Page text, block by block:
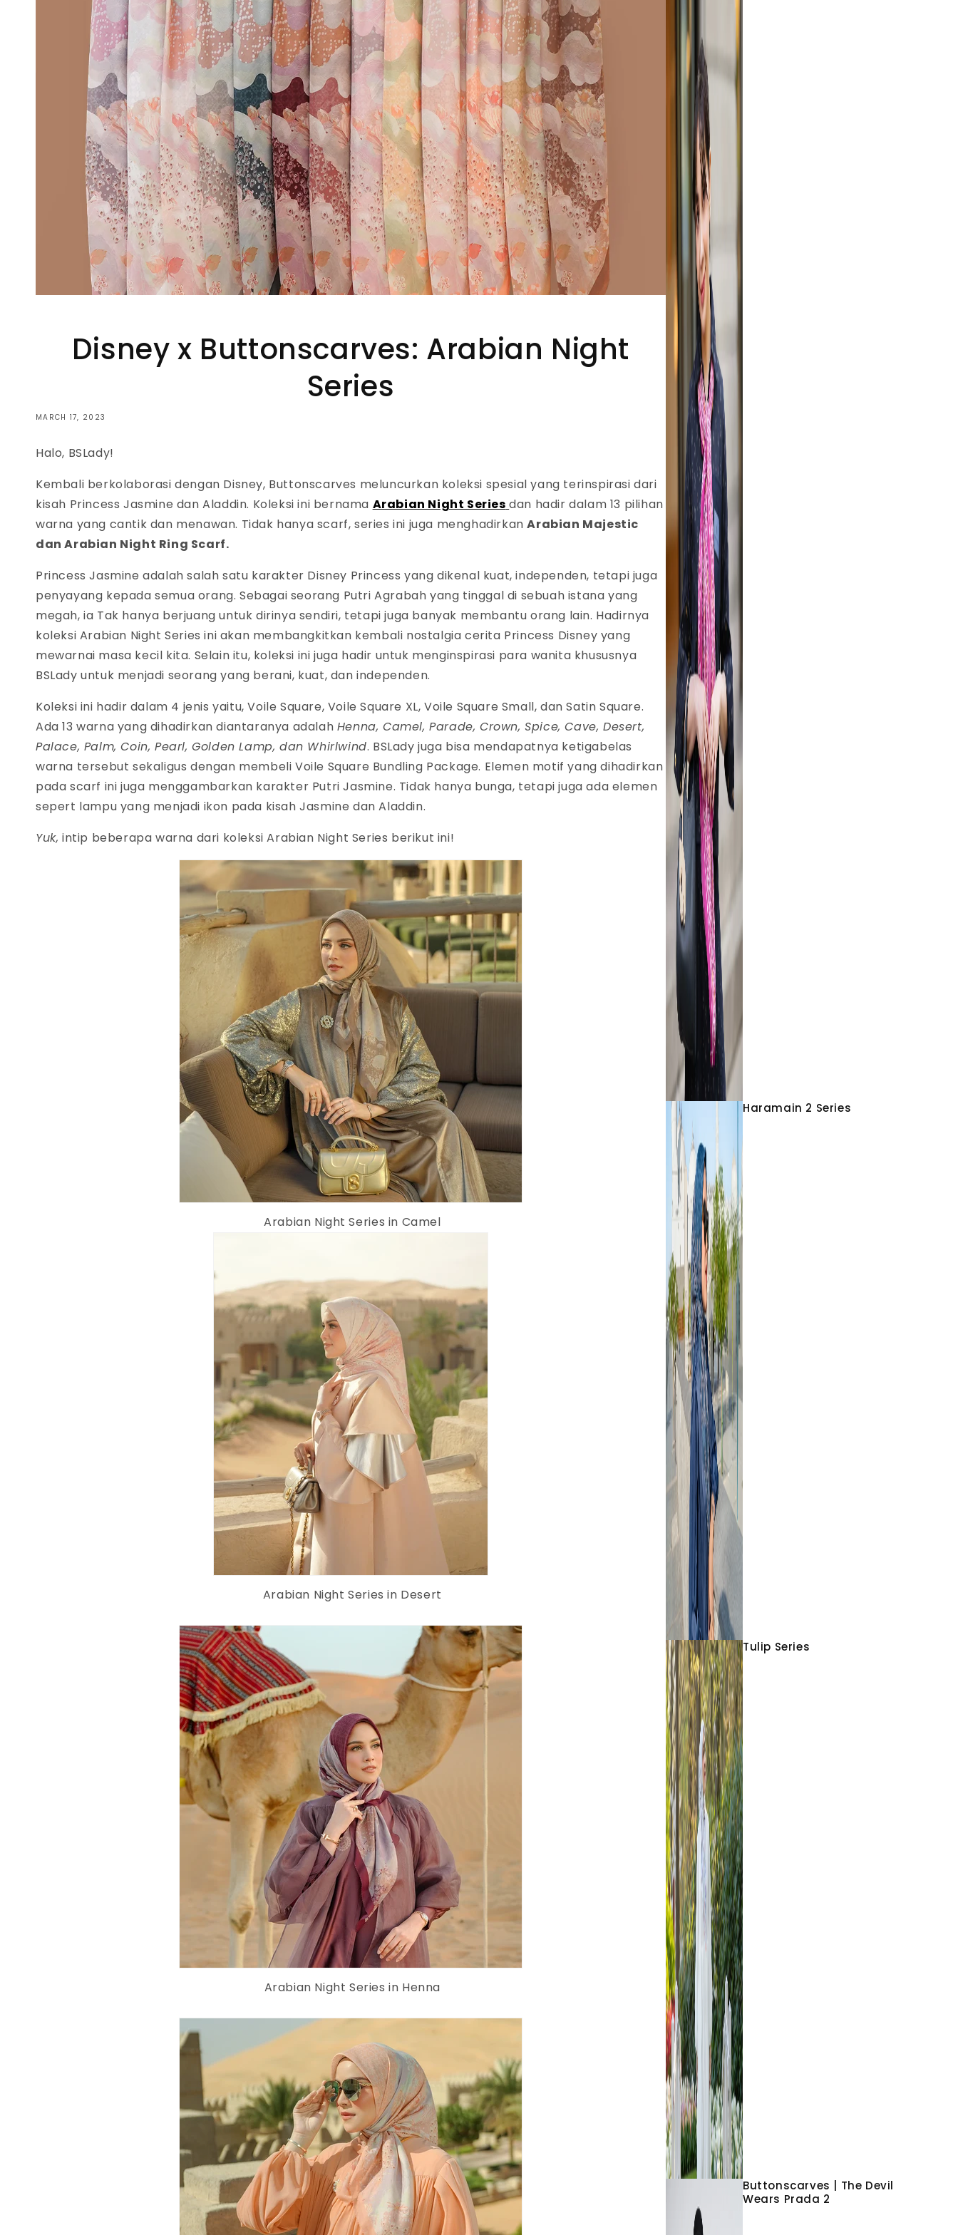
Disney x Buttonscarves: Arabian Night
Series
MARCH 17, 2023
Halo, BSLady!
Kembali berkolaborasi dengan Disney, Buttonscarves meluncurkan koleksi spesial yang terinspirasi dari
kisah Princess Jasmine dan Aladdin. Koleksi ini bernama Arabian Night Series dan hadir dalam 13 pilihan
warna yang cantik dan menawan. Tidak hanya scarf, series ini juga menghadirkanArabian Majestic
dan Arabian Night Ring Scarf.
Princess Jasmine adalah salah satu karakter Disney Princess yang dikenal kuat, independen, tetapi juga
penyayang kepada semua orang. Sebagai seorang Putri Agrabah yang tinggal di sebuah istana yang
megah, ia Tak hanya berjuang untuk dirinya sendiri, tetapi juga banyak membantu orang lain. Hadirnya
koleksi Arabian Night Series ini akan membangkitkan kembali nostalgia cerita Princess Disney yang
mewarnai masa kecil kita. Selain itu, koleksi ini juga hadir untuk menginspirasi para wanita khususnya
BSLady untuk menjadi seorang yang berani, kuat, dan independen.
Koleksi ini hadir dalam 4 jenis yaitu, Voile Square, Voile Square XL, Voile Square Small, dan Satin Square.
Ada 13 warna yang dihadirkan diantaranya adalah Henna, Camel, Parade, Crown, Spice, Cave, Desert,
Palace, Palm, Coin, Pearl, Golden Lamp, dan Whirlwind. BSLady juga bisa mendapatnya ketigabelas
warna tersebut sekaligus dengan membeli Voile Square Bundling Package. Elemen motif yang dihadirkan
pada scarf ini juga menggambarkan karakter Putri Jasmine. Tidak hanya bunga, tetapi juga ada elemen
sepert lampu yang menjadi ikon pada kisah Jasmine dan Aladdin.
Yuk, intip beberapa warna dari koleksi Arabian Night Series berikut ini!
Arabian Night Series in Camel
Arabian Night Series in Desert
Arabian Night Series in Henna
Haramain 2 Series
Tulip Series
Buttonscarves | The Devil
Wears Prada 2